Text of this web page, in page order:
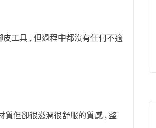
工具 , 但過程中都沒有任何不適
質但卻很滋潤很舒服的質感 , 整